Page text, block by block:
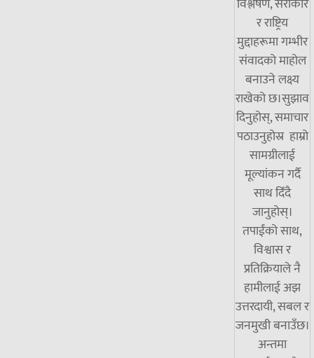
र राष्ट्रिय
मुद्दाहरूमा गम्भीर
संवादको माहोल
बनाउने लक्ष्य
राखेको छ।सुझाव
दिनुहोस्, समाचार
पठाउनुहोस्र हाम्रो
सामग्रीलाई
मूल्यांकन गर्दै
साथ दिँदै
जानुहोस्।
तपाईंको साथ,
विश्वास र
प्रतिक्रियाले नै
हामीलाई अझ
उत्तरदायी, सबल र
जनमुखी बनाउँछ।
अन्तमा